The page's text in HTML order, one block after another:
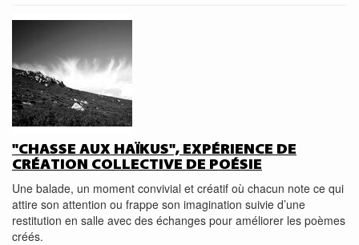
"CHASSE AUX HAÏKUS", EXPÉRIENCE DE
CRÉATION COLLECTIVE DE POÉSIE
Une balade, un moment convivial et créatif où chacun note ce qui
attire son attention ou frappe son imagination suivie d’une
restitution en salle avec des échanges pour améliorer les poèmes
créés.